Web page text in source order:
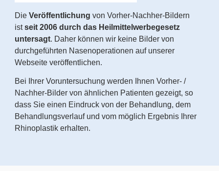
Die Veröffentlichung von Vorher-Nachher-Bildern
istseit 2006 durch das Heilmittelwerbegesetz
untersagt. Daher können wir keine Bilder von
durchgeführten Nasenoperationen auf unserer
Webseite veröffentlichen.
Bei Ihrer Voruntersuchung werden Ihnen Vorher- /
Nachher-Bilder von ähnlichen Patienten gezeigt, so
dass Sie einen Eindruck von der Behandlung, dem
Behandlungsverlauf und vom möglich Ergebnis Ihrer
Rhinoplastik erhalten.